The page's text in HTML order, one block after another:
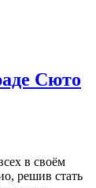
Сюто
в своём
решив стать